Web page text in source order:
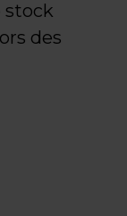
stock
des